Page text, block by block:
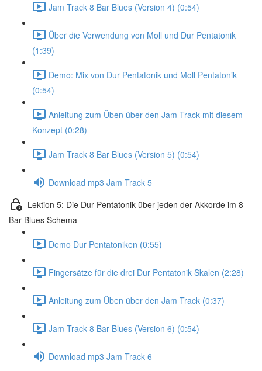
Jam Track 8 Bar Blues (Version 4) (0:54)
Über die Verwendung von Moll und Dur Pentatonik
(1:39)
Demo: Mix von Dur Pentatonik und Moll Pentatonik
(0:54)
Anleitung zum Üben über den Jam Track mit diesem
Konzept (0:28)
Jam Track 8 Bar Blues (Version 5) (0:54)
Download mp3 Jam Track 5
Lektion 5: Die Dur Pentatonik über jeden der Akkorde im 8
Bar Blues Schema
Demo Dur Pentatoniken (0:55)
Fingersätze für die drei Dur Pentatonik Skalen (2:28)
Anleitung zum Üben über den Jam Track (0:37)
Jam Track 8 Bar Blues (Version 6) (0:54)
Download mp3 Jam Track 6